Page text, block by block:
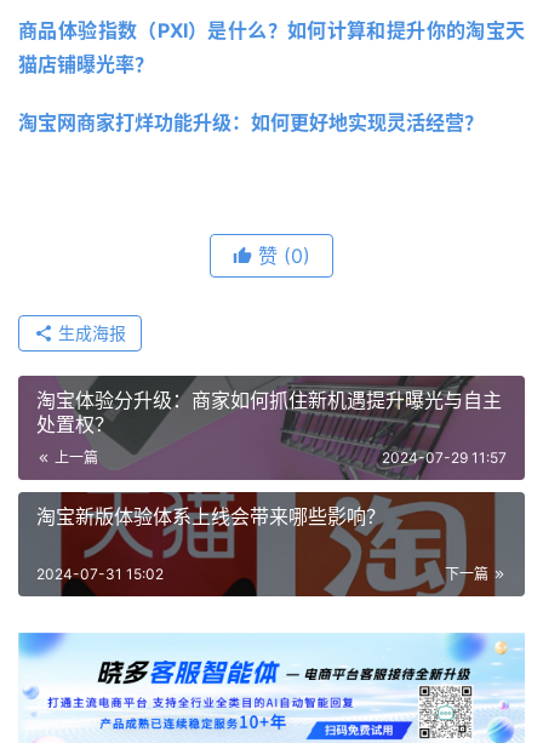
商品体验指数（PXI）是什么？如何计算和提升你的淘宝天
猫店铺曝光率？
淘宝网商家打烊功能升级：如何更好地实现灵活经营？
赞 (0)
生成海报
淘宝体验分升级：商家如何抓住新机遇提升曝光与自主
处置权？
上一篇 2024-07-29 11:57
淘宝新版体验体系上线会带来哪些影响？
下一篇
2024-07-31 15:02